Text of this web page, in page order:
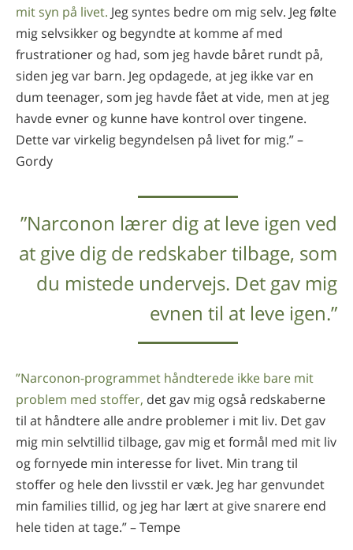
mit syn på livet. Jeg syntes bedre om mig selv. Jeg følte
mig selvsikker og begyndte at komme af med
frustrationer og had, som jeg havde båret rundt på,
siden jeg var barn. Jeg opdagede, at jeg ikke var en
dum teenager, som jeg havde fået at vide, men at jeg
havde evner og kunne have kontrol over tingene.
Dette var virkelig begyndelsen på livet for mig.” –
Gordy
”Narconon lærer dig at leve igen ved
at give dig de redskaber tilbage, som
du mistede undervejs. Det gav mig
evnen til at leve igen.”
”Narconon-programmet håndterede ikke bare mit
problem med stoffer, det gav mig også redskaberne
til at håndtere alle andre problemer i mit liv. Det gav
mig min selvtillid tilbage, gav mig et formål med mit liv
og fornyede min interesse for livet. Min trang til
stoffer og hele den livsstil er væk. Jeg har genvundet
min families tillid, og jeg har lært at give snarere end
hele tiden at tage.” – Tempe